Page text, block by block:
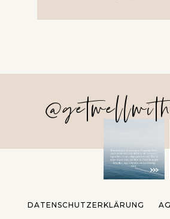
DATENSCHUTZERKLÄRUNG